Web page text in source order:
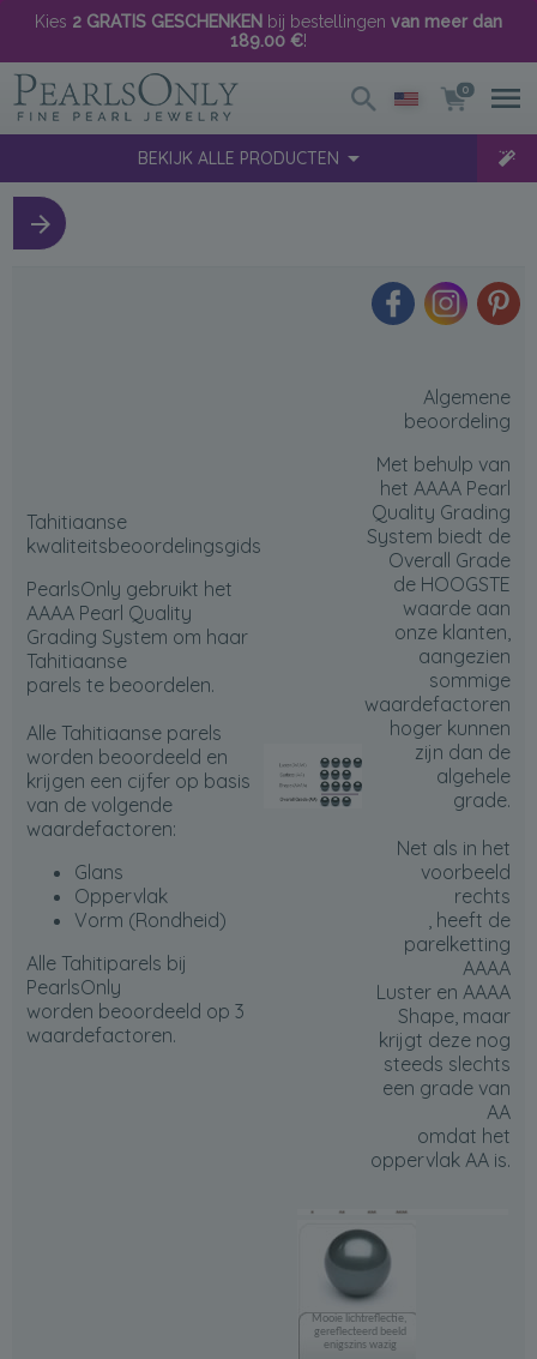
Kies 2 GRATIS GESCHENKEN bij bestellingen van meer dan
189.00 €!
0
BEKIJK ALLE PRODUCTEN
Tahitiaanse
kwaliteitsbeoordelingsgids
PearlsOnly gebruikt het
AAAA Pearl Quality
Grading System om haar
Tahitiaanse
parels te beoordelen.
Alle Tahitiaanse parels
worden beoordeeld en
krijgen een cijfer op basis
van de volgende
waardefactoren:
Glans
Oppervlak
Vorm (Rondheid)
Alle Tahitiparels bij
PearlsOnly
worden beoordeeld op 3
waardefactoren.
Algemene
beoordeling
Met behulp van
het AAAA Pearl
Quality Grading
System biedt de
Overall Grade
de HOOGSTE
waarde aan
onze klanten,
aangezien
sommige
waardefactoren
hoger kunnen
zijn dan de
algehele
grade.
Net als in het
voorbeeld
rechts
, heeft de
parelketting
AAAA
Luster en AAAA
Shape, maar
krijgt deze nog
steeds slechts
een grade van
AA
omdat het
oppervlak AA is.
Mooie lichtreflectie,
gereflecteerd beeld
enigszins wazig